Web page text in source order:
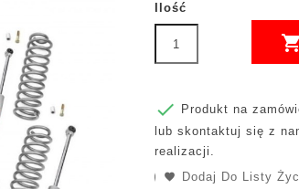
Ilość


Produkt na
lub skontaktuj się z
realizacji.
Dodaj Do Listy